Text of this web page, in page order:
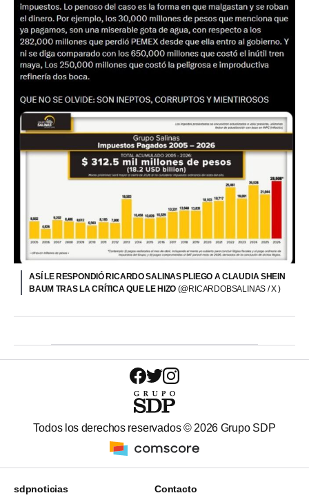
ASÍ LE RESPONDIÓ RICARDO SALINAS PLIEGO A CLAUDIA SHEIN
BAUM TRAS LA CRÍTICA QUE LE HIZO (@RICARDOBSALINAS / X )
Todos los derechos reservados © 2026 Grupo SDP
sdpnoticias Contacto